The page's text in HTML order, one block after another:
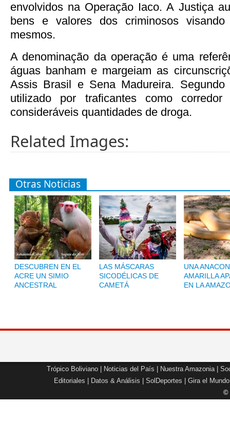
envolvidos na Operação Iaco. A Justiça
bens e valores dos criminosos
mesmos.
A denominação da operação é uma
águas banham e margeiam as
Assis Brasil e Sena Madureira.
utilizado por traficantes como
consideráveis quantidades de droga.
Related Images:
Otras Noticias
DESCUBREN EN EL
ACRE UN SIMIO
ANCESTRAL
LAS MÁSCARAS
SICODÉLICAS DE
CAMETÁ
UNA
AMARILLA
EN LA
Trópico Boliviano Noticias del País Nuestra Amazonia|
Editoriales
Datos & Análisis SolDeportes Gira el Mundo
©